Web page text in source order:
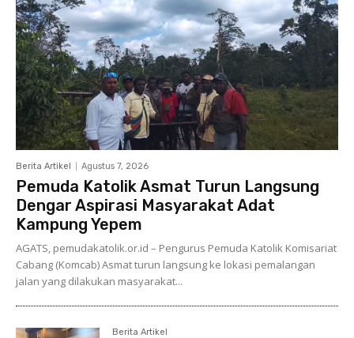
Berita Artikel Agustus 7, 2026
Pemuda Katolik Asmat Turun Langsung
Dengar Aspirasi Masyarakat Adat
Kampung Yepem
AGATS, pemudakatolik.or.id – Pengurus Pemuda Katolik Komisariat
Cabang (Komcab) Asmat turun langsung ke lokasi pemalangan
jalan yang dilakukan masyarakat...
Berita Artikel